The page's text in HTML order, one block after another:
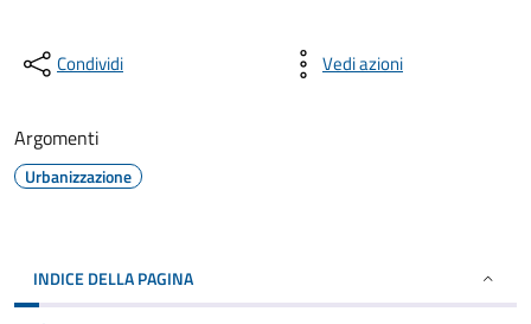
Condividi Vedi azioni
Argomenti
Urbanizzazione
INDICE DELLA PAGINA